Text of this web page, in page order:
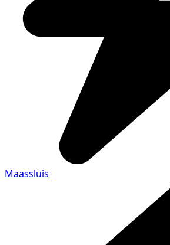
Maassluis